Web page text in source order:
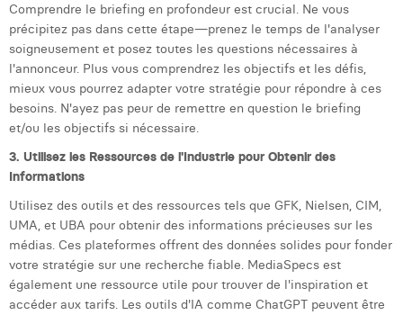
Louis Nassogne
Lucas Taels
Manon Houppertz
Margaux Marien
Margaux Snakkers
Matthias Langenaeker
Ninon Chevalier
Olivia Lohest
Comprendre le briefing en profondeur est crucial. Ne vous
précipitez pas dans cette étape—prenez le temps de l'analyser
soigneusement et posez toutes les questions nécessaires à
l'annonceur. Plus vous comprendrez les objectifs et les défis,
mieux vous pourrez adapter votre stratégie pour répondre à ces
besoins. N'ayez pas peur de remettre en question le briefing
et/ou les objectifs si nécessaire.
3. Utilisez les Ressources de l'Industrie pour Obtenir des
Informations
Utilisez des outils et des ressources tels que GFK, Nielsen, CIM,
UMA, et UBA pour obtenir des informations précieuses sur les
médias. Ces plateformes offrent des données solides pour fonder
votre stratégie sur une recherche fiable. MediaSpecs est
également une ressource utile pour trouver de l'inspiration et
accéder aux tarifs. Les outils d'IA comme ChatGPT peuvent être